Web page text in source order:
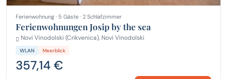
Ferienwohnung · 5 Gäste · 2 Schlafzimmer
Ferienwohnungen Josip by the sea
Novi Vinodolski (Crikvenica), Novi Vinodolski
WLAN Meerblick
357,14 €